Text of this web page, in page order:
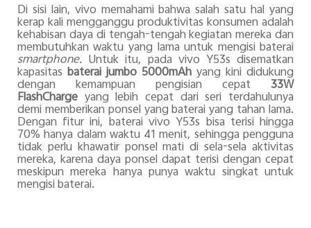
Di sisi lain, vivo memahami bahwa salah satu hal yang
kerap kali mengganggu produktivitas konsumen adalah
kehabisan daya di tengah-tengah kegiatan mereka dan
membutuhkan waktu yang lama untuk mengisi baterai
smartphone. Untuk itu, pada vivo Y53s disematkan
kapasitas baterai jumbo 5000mAh yang kini didukung
dengan kemampuan pengisian cepat 33W
FlashChargeyang lebih cepat dari seri terdahulunya
demi memberikan ponsel yang baterai yang tahan lama.
Dengan fitur ini, baterai vivo Y53s bisa terisi hingga
70% hanya dalam waktu 41 menit, sehingga pengguna
tidak perlu khawatir ponsel mati di sela-sela aktivitas
mereka, karena daya ponsel dapat terisi dengan cepat
meskipun mereka hanya punya waktu singkat untuk
mengisi baterai.